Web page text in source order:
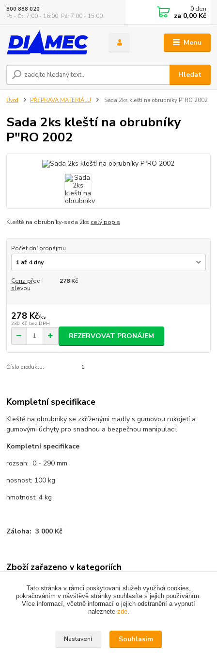
Menu
Hledat
800 888 020
Po - Čt: 7:00 - 16:00, Pá: 7:00 - 15:00
0 den
za 0,00 Kč
Úvod PŘEPRAVA MATERIÁLU Sada 2ks kleští na obrubníky P"RO 2002
Sada 2ks kleští na obrubníky
P"RO 2002
Kleště na obrubníky-sada 2ks celý popis
Počet dní pronájmu
Cena před
slevou
278 Kč
278 Kč/ks
230 Kč bez DPH
REZERVOVAT PRONÁJEM
Číslo produktu: 1
Kompletní specifikace
Kleště na obrubníky se zkříženými madly s gumovou rukojetí a
gumovými úchyty pro snadnou a bezpečnou manipulaci.
Kompletní specifikace
rozsah: 0 - 290 mm
nosnost: 100 kg
hmotnost: 4 kg
Záloha: 3 000 Kč
Zboží zařazeno v kategoriích
PŘEPRAVA MATERIÁLU
Upravit sběr cookies.
Tato stránka v rámci poskytovaní služeb využívá cookies,
pokračováním v návštěvě stránky souhlasíte s jejich používáním.
Více informací, včetně informací o jejich odstranění a vypnutí
naleznete zde.
Nastavení Souhlasím